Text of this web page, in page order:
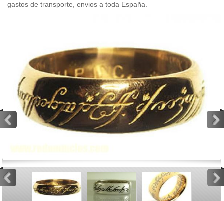
gastos de transporte, envios a toda España.